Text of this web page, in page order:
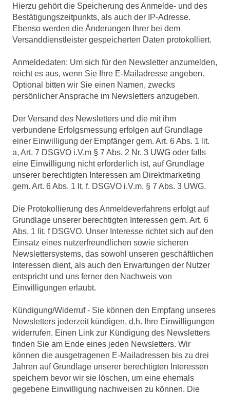
Hierzu gehört die Speicherung des Anmelde- und des
Bestätigungszeitpunkts, als auch der IP-Adresse.
Ebenso werden die Änderungen Ihrer bei dem
Versanddienstleister gespeicherten Daten protokolliert.
Anmeldedaten: Um sich für den Newsletter anzumelden,
reicht es aus, wenn Sie Ihre E-Mailadresse angeben.
Optional bitten wir Sie einen Namen, zwecks
persönlicher Ansprache im Newsletters anzugeben.
Der Versand des Newsletters und die mit ihm
verbundene Erfolgsmessung erfolgen auf Grundlage
einer Einwilligung der Empfänger gem. Art. 6 Abs. 1 lit.
a, Art. 7 DSGVO i.V.m § 7 Abs. 2 Nr. 3 UWG oder falls
eine Einwilligung nicht erforderlich ist, auf Grundlage
unserer berechtigten Interessen am Direktmarketing
gem. Art. 6 Abs. 1 lt. f. DSGVO i.V.m. § 7 Abs. 3 UWG.
Die Protokollierung des Anmeldeverfahrens erfolgt auf
Grundlage unserer berechtigten Interessen gem. Art. 6
Abs. 1 lit. f DSGVO. Unser Interesse richtet sich auf den
Einsatz eines nutzerfreundlichen sowie sicheren
Newslettersystems, das sowohl unseren geschäftlichen
Interessen dient, als auch den Erwartungen der Nutzer
entspricht und uns ferner den Nachweis von
Einwilligungen erlaubt.
Kündigung/Widerruf - Sie können den Empfang unseres
Newsletters jederzeit kündigen, d.h. Ihre Einwilligungen
widerrufen. Einen Link zur Kündigung des Newsletters
finden Sie am Ende eines jeden Newsletters. Wir
können die ausgetragenen E-Mailadressen bis zu drei
Jahren auf Grundlage unserer berechtigten Interessen
speichern bevor wir sie löschen, um eine ehemals
gegebene Einwilligung nachweisen zu können. Die